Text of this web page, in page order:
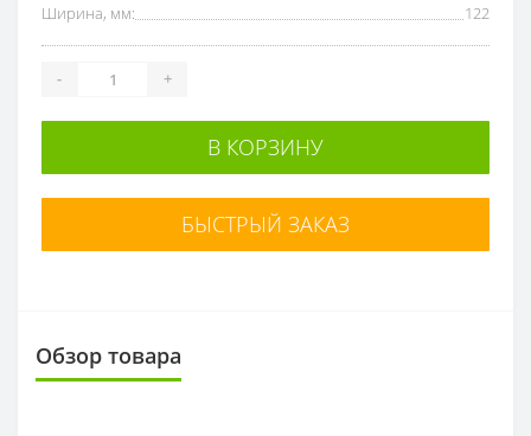
Ширина, мм:
122
- +
В КОРЗИНУ
БЫСТРЫЙ ЗАКАЗ
Обзор товара